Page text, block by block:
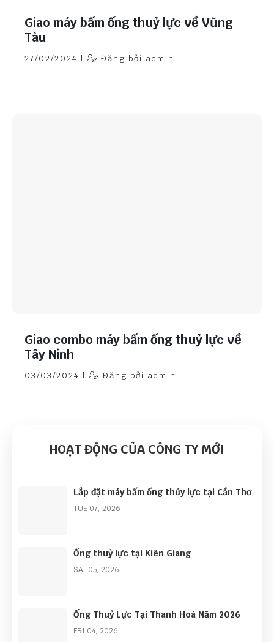
Giao máy bấm ống thuỷ lực về Vũng
Tàu
27/02/2024 | Đăng bởi admin
Giao combo máy bấm ống thuỷ lực về
Tây Ninh
03/03/2024 | Đăng bởi admin
HOẠT ĐỘNG CỦA CÔNG TY MỚI
Lắp đặt máy bấm ống thủy lực tại Cần Thơ
TUE 07, 2026
Ống thuỷ lực tại Kiên Giang
SAT 05, 2026
Ống Thuỷ Lực Tại Thanh Hoá Năm 2026
FRI 04, 2026